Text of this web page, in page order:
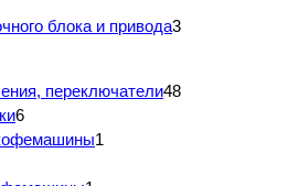
блока и привода3
переключатели48
6
1